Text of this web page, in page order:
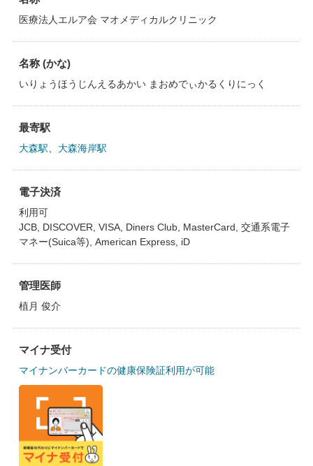
医療法人エルア会 マオメディカルクリニック
名称 (かな)
いりょうほうじんえるあかい まおめでぃかるくりにっく
最寄駅
大森駅 大森海岸駅
電子決済
利用可
JCB, DISCOVER, VISA, Diners Club, MasterCard, 交通系電子
マネー(Suica等), American Express, iD
管理医師
植月 俊介
マイナ受付
マイナンバーカードの健康保険証利用が可能